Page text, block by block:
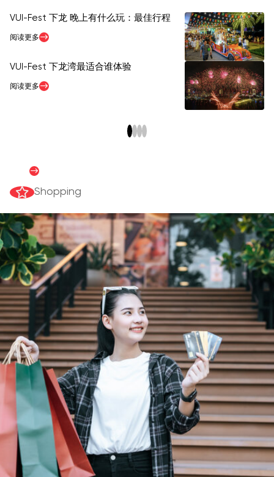
VUI-Fest 下龙 晚上有什么玩：最佳行程
阅读更多
VUI-Fest 下龙湾最适合谁体验
阅读更多
Shopping